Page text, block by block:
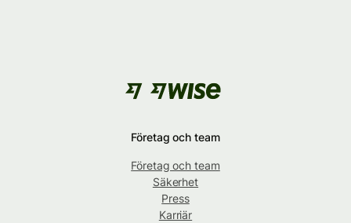
Företag och team
Företag och team
Säkerhet
Press
Karriär